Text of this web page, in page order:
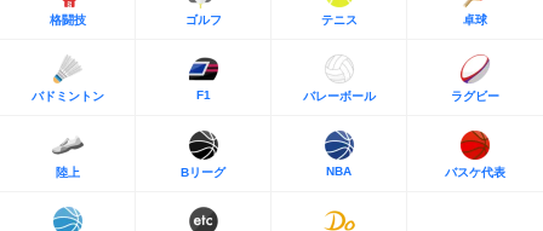
格闘技 ゴルフ テニス 卓球
バドミントン F1 バレーボール ラグビー
陸上 Bリーグ NBA バスケ代表